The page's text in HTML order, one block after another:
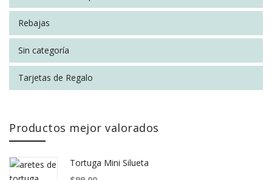
Rebajas
Sin categoría
Tarjetas de Regalo
Productos mejor valorados
Tortuga Mini Silueta